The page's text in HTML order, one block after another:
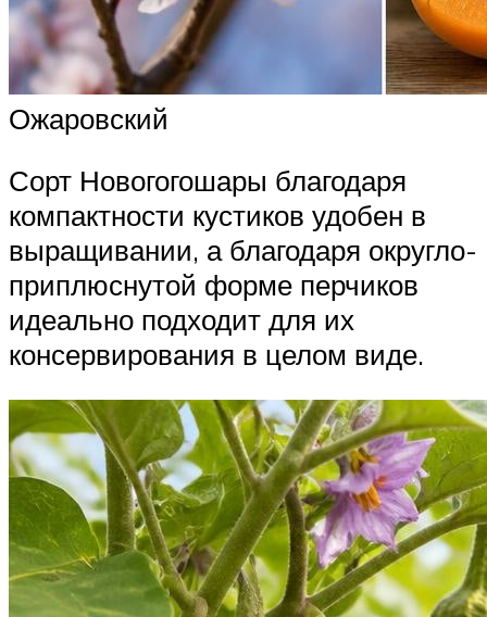
Ожаровский
Сорт Новогогошары благодаря
компактности кустиков удобен в
выращивании, а благодаря округло-
приплюснутой форме перчиков
идеально подходит для их
консервирования в целом виде.